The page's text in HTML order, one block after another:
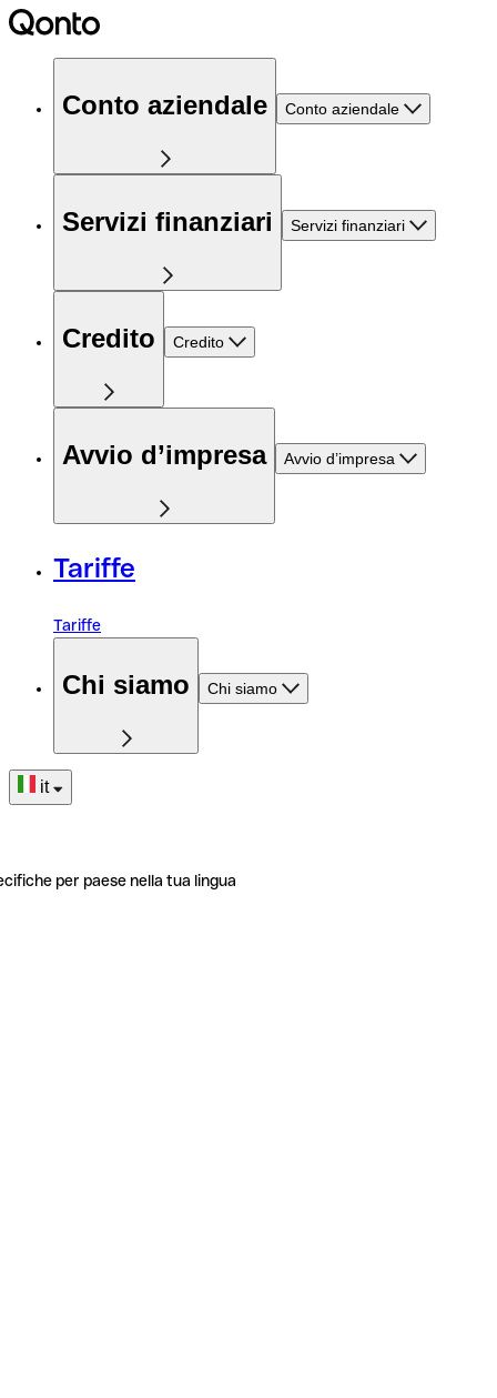
Conto aziendale Conto aziendale
Servizi finanziari Servizi finanziari
Credito Credito
Avvio d’impresa Avvio d’impresa
Tariffe
Tariffe
Chi siamo Chi siamo
it
per paese nella tua lingua